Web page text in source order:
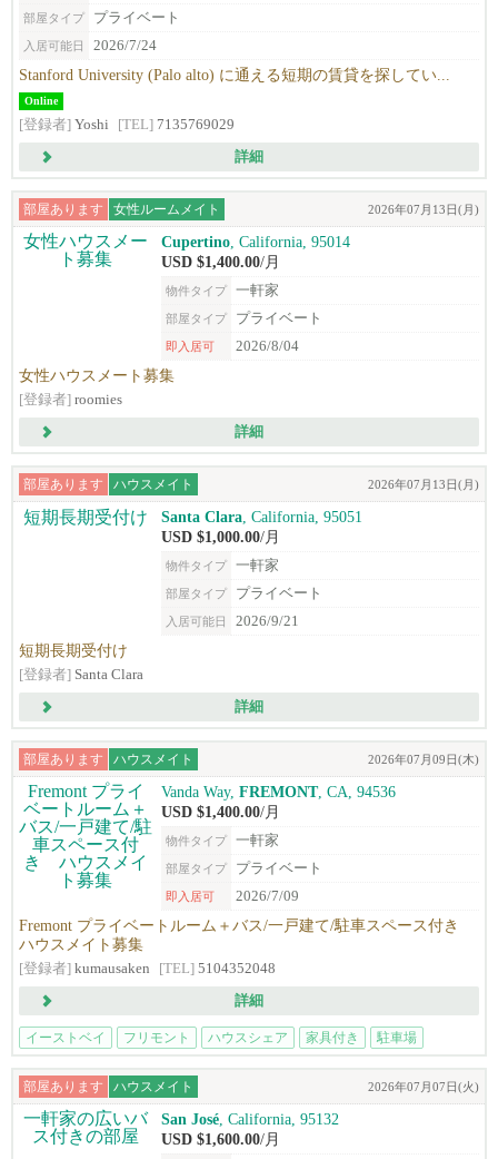
部屋タイプ プライベート
入居可能日 2026/7/24
Stanford University (Palo alto) に通える短期の賃貸を探してい...
Online
[登録者] Yoshi [TEL] 7135769029
詳細
部屋あります 女性ルームメイト 2026年07月13日(月)
Cupertino , California, 95014
USD $1,400.00/月
物件タイプ 一軒家
部屋タイプ プライベート
即入居可 2026/8/04
女性ハウスメート募集
[登録者] roomies
詳細
部屋あります ハウスメイト 2026年07月13日(月)
Santa Clara , California, 95051
USD $1,000.00/月
物件タイプ 一軒家
部屋タイプ プライベート
入居可能日 2026/9/21
短期長期受付け
[登録者] Santa Clara
詳細
部屋あります ハウスメイト 2026年07月09日(木)
Vanda Way, FREMONT, CA, 94536
USD $1,400.00/月
物件タイプ 一軒家
部屋タイプ プライベート
即入居可 2026/7/09
Fremont プライベートルーム＋バス/一戸建て/駐車スペース付き
ハウスメイト募集
[登録者] kumausaken [TEL] 5104352048
詳細
イーストベイ フリモント ハウスシェア 家具付き 駐車場
部屋あります ハウスメイト 2026年07月07日(火)
San José , California, 95132
USD $1,600.00/月